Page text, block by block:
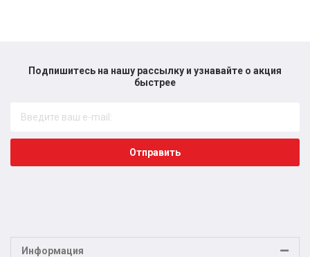
Подпишитесь на нашу рассылку и узнавайте о акция
быстрее​
Отправить
Информация